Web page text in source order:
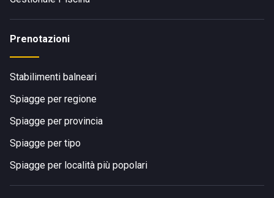
Prenotazioni
Stabilimenti balneari
Spiagge per regione
Spiagge per provincia
Spiagge per tipo
Spiagge per località più popolari